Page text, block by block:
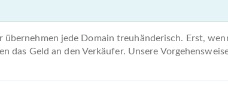
jede Domain treuhänderisch. Erst,
Geld an den Verkäufer. Unsere